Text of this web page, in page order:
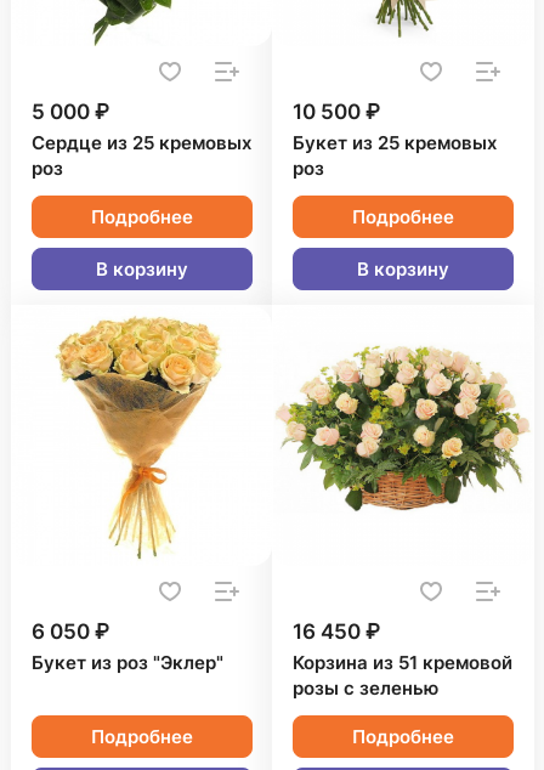
5 000 ₽
Сердце из 25 кремовых
роз
Подробнее
В корзину
10 500 ₽
Букет из 25 кремовых
роз
Подробнее
В корзину
6 050 ₽
Букет из роз "Эклер"
Подробнее
16 450 ₽
Корзина из 51 кремовой
розы с зеленью
Подробнее